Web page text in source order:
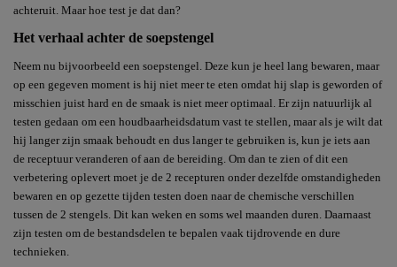
achteruit. Maar hoe test je dat dan?
Het verhaal achter de soepstengel
Neem nu bijvoorbeeld een soepstengel. Deze kun je heel lang bewaren, maar
op een gegeven moment is hij niet meer te eten omdat hij slap is geworden of
misschien juist hard en de smaak is niet meer optimaal. Er zijn natuurlijk al
testen gedaan om een houdbaarheidsdatum vast te stellen, maar als je wilt dat
hij langer zijn smaak behoudt en dus langer te gebruiken is, kun je iets aan
de receptuur veranderen of aan de bereiding. Om dan te zien of dit een
verbetering oplevert moet je de 2 recepturen onder dezelfde omstandigheden
bewaren en op gezette tijden testen doen naar de chemische verschillen
tussen de 2 stengels. Dit kan weken en soms wel maanden duren. Daarnaast
zijn testen om de bestandsdelen te bepalen vaak tijdrovende en dure
technieken.